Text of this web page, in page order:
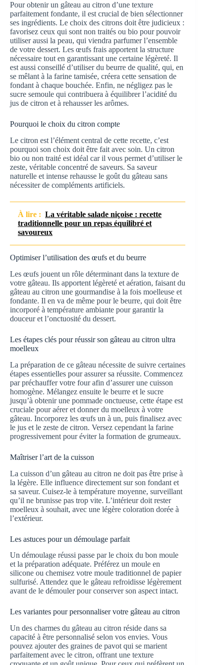
Pour obtenir un gâteau au citron d’une texture
parfaitement fondante, il est crucial de bien sélectionner
ses ingrédients. Le choix des citrons doit être judicieux :
favorisez ceux qui sont non traités ou bio pour pouvoir
utiliser aussi la peau, qui viendra parfumer l’ensemble
de votre dessert. Les œufs frais apportent la structure
nécessaire tout en garantissant une certaine légèreté. Il
est aussi conseillé d’utiliser du beurre de qualité, qui, en
se mêlant à la farine tamisée, créera cette sensation de
fondant à chaque bouchée. Enfin, ne négligez pas le
sucre semoule qui contribuera à équilibrer l’acidité du
jus de citron et à rehausser les arômes.
Pourquoi le choix du citron compte
Le citron est l’élément central de cette recette, c’est
pourquoi son choix doit être fait avec soin. Un citron
bio ou non traité est idéal car il vous permet d’utiliser le
zeste, véritable concentré de saveurs. Sa saveur
naturelle et intense rehausse le goût du gâteau sans
nécessiter de compléments artificiels.
À lire : La véritable salade niçoise : recette
traditionnelle pour un repas équilibré et
savoureux
Optimiser l’utilisation des œufs et du beurre
Les œufs jouent un rôle déterminant dans la texture de
votre gâteau. Ils apportent légèreté et aération, faisant du
gâteau au citron une gourmandise à la fois moelleuse et
fondante. Il en va de même pour le beurre, qui doit être
incorporé à température ambiante pour garantir la
douceur et l’onctuosité du dessert.
Les étapes clés pour réussir son gâteau au citron ultra
moelleux
La préparation de ce gâteau nécessite de suivre certaines
étapes essentielles pour assurer sa réussite. Commencez
par préchauffer votre four afin d’assurer une cuisson
homogène. Mélangez ensuite le beurre et le sucre
jusqu’à obtenir une pommade onctueuse, cette étape est
cruciale pour aérer et donner du moelleux à votre
gâteau. Incorporez les œufs un à un, puis finalisez avec
le jus et le zeste de citron. Versez cependant la farine
progressivement pour éviter la formation de grumeaux.
Maîtriser l’art de la cuisson
La cuisson d’un gâteau au citron ne doit pas être prise à
la légère. Elle influence directement sur son fondant et
sa saveur. Cuisez-le à température moyenne, surveillant
qu’il ne brunisse pas trop vite. L’intérieur doit rester
moelleux à souhait, avec une légère coloration dorée à
l’extérieur.
Les astuces pour un démoulage parfait
Un démoulage réussi passe par le choix du bon moule
et la préparation adéquate. Préférez un moule en
silicone ou chemisez votre moule traditionnel de papier
sulfurisé. Attendez que le gâteau refroidisse légèrement
avant de le démouler pour conserver son aspect intact.
Les variantes pour personnaliser votre gâteau au citron
Un des charmes du gâteau au citron réside dans sa
capacité à être personnalisé selon vos envies. Vous
pouvez ajouter des graines de pavot qui se marient
parfaitement avec le citron, offrant une texture